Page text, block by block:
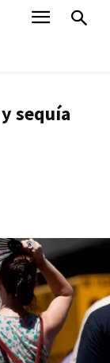
sequía